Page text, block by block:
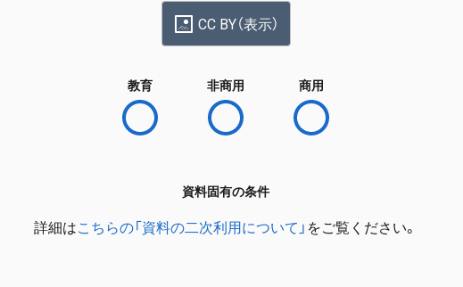
CC BY（表示）
教育 非商用 商用
資料固有の条件
詳細はこちらの「資料の二次利用について」 をご覧ください。